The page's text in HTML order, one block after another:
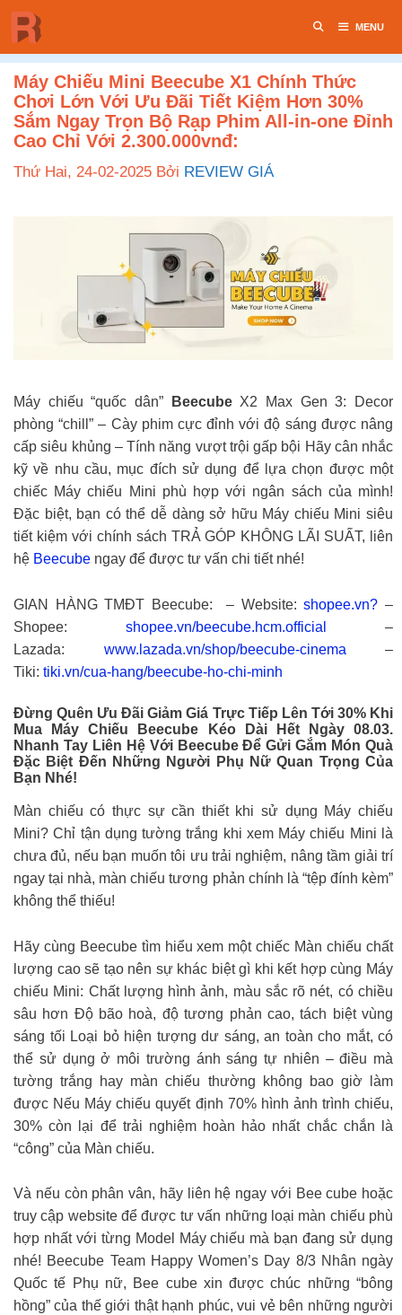
Chuyển
đến
nội
dung
MENU
Máy Chiếu Mini Beecube X1 Chính Thức
Chơi Lớn Với Ưu Đãi Tiết Kiệm Hơn 30%
Sắm Ngay Trọn Bộ Rạp Phim All-in-one Đỉnh
Cao Chỉ Với 2.300.000vnđ:
Thứ Hai, 24-02-2025 Bởi REVIEW GIÁ
Máy chiếu “quốc dân” BeecubeX2 Max Gen 3: Decor
phòng “chill” – Cày phim cực đỉnh với độ sáng được nâng
cấp siêu khủng – Tính năng vượt trội gấp bội Hãy cân nhắc
kỹ về nhu cầu, mục đích sử dụng để lựa chọn được một
chiếc Máy chiếu Mini phù hợp với ngân sách của mình!
Đặc biệt, bạn có thể dễ dàng sở hữu Máy chiếu Mini siêu
tiết kiệm với chính sách TRẢ GÓP KHÔNG LÃI SUẤT, liên
hệ Beecube ngay để được tư vấn chi tiết nhé!
GIAN HÀNG TMĐT Beecube: – Website:shopee.vn? –
Shopee: shopee.vn/beecube.hcm.official
–
Lazada: www.lazada.vn/shop/beecube-cinema –
Tiki: tiki.vn/cua-hang/beecube-ho-chi-minh
Đừng Quên Ưu Đãi Giảm Giá Trực Tiếp Lên Tới 30% Khi
Mua Máy Chiếu Beecube Kéo Dài Hết Ngày 08.03.
Nhanh Tay Liên Hệ Với Beecube Để Gửi Gắm Món Quà
Đặc Biệt Đến Những Người Phụ Nữ Quan Trọng Của
Bạn Nhé!
Màn chiếu có thực sự cần thiết khi sử dụng Máy chiếu
Mini? Chỉ tận dụng tường trắng khi xem Máy chiếu Mini là
chưa đủ, nếu bạn muốn tôi ưu trải nghiệm, nâng tầm giải trí
ngay tại nhà, màn chiếu tương phản chính là “tệp đính kèm”
không thể thiếu!
Hãy cùng Beecube tìm hiểu xem một chiếc Màn chiếu chất
lượng cao sẽ tạo nên sự khác biệt gì khi kết hợp cùng Máy
chiếu Mini: Chất lượng hình ảnh, màu sắc rõ nét, có chiều
sâu hơn Độ bão hoà, độ tương phản cao, tách biệt vùng
sáng tối Loại bỏ hiện tượng dư sáng, an toàn cho mắt, có
thể sử dụng ở môi trường ánh sáng tự nhiên – điều mà
tường trắng hay màn chiếu thường không bao giờ làm
được Nếu Máy chiếu quyết định 70% hình ảnh trình chiếu,
30% còn lại để trải nghiệm hoàn hảo nhất chắc chắn là
“công” của Màn chiếu.
Và nếu còn phân vân, hãy liên hệ ngay với Bee cube hoặc
truy cập website để được tư vấn những loại màn chiếu phù
hợp nhất với từng Model Máy chiếu mà bạn đang sử dụng
nhé! Beecube Team Happy Women’s Day 8/3 Nhân ngày
Quốc tế Phụ nữ, Bee cube xin được chúc những “bông
hồng” của thế giới thật hạnh phúc, vui vẻ bên những người